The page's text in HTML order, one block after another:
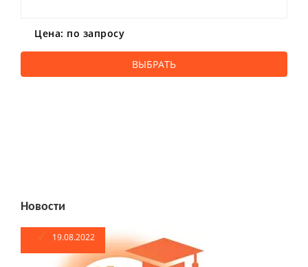
Цена: по запросу
ВЫБРАТЬ
Новости
19.08.2022